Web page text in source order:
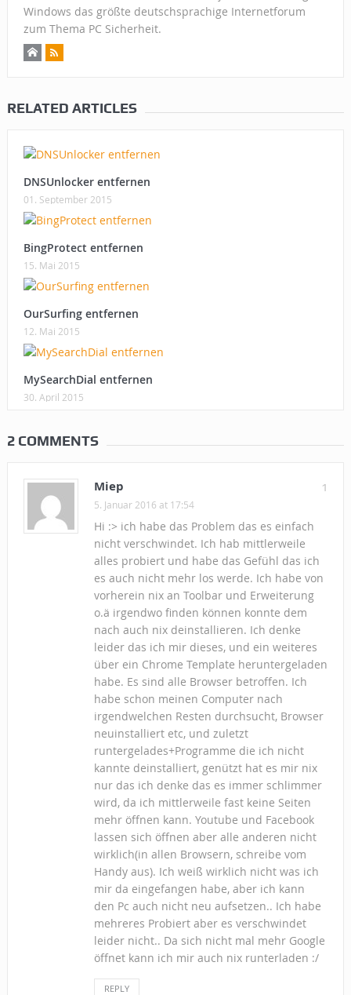
Windows das größte deutschsprachige Internetforum
zum Thema PC Sicherheit.
RELATED ARTICLES
DNSUnlocker entfernen
01. September 2015
BingProtect entfernen
15. Mai 2015
OurSurfing entfernen
12. Mai 2015
MySearchDial entfernen
30. April 2015
2 COMMENTS
1
Miep
5. Januar 2016 at 17:54
Hi :> ich habe das Problem das es einfach
nicht verschwindet. Ich hab mittlerweile
alles probiert und habe das Gefühl das ich
es auch nicht mehr los werde. Ich habe von
vorherein nix an Toolbar und Erweiterung
o.ä irgendwo finden können konnte dem
nach auch nix deinstallieren. Ich denke
leider das ich mir dieses, und ein weiteres
über ein Chrome Template heruntergeladen
habe. Es sind alle Browser betroffen. Ich
habe schon meinen Computer nach
irgendwelchen Resten durchsucht, Browser
neuinstalliert etc, und zuletzt
runtergelades+Programme die ich nicht
kannte deinstalliert, genützt hat es mir nix
nur das ich denke das es immer schlimmer
wird, da ich mittlerweile fast keine Seiten
mehr öffnen kann. Youtube und Facebook
lassen sich öffnen aber alle anderen nicht
wirklich(in allen Browsern, schreibe vom
Handy aus). Ich weiß wirklich nicht was ich
mir da eingefangen habe, aber ich kann
den Pc auch nicht neu aufsetzen.. Ich habe
mehreres Probiert aber es verschwindet
leider nicht.. Da sich nicht mal mehr Google
öffnet kann ich mir auch nix runterladen :/
REPLY